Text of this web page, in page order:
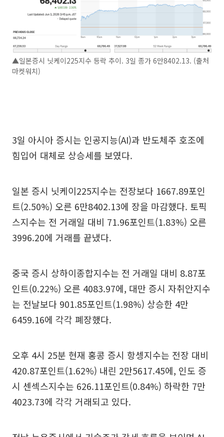
▲일본증시 닛케이225지수 등락 추이. 3일 종가 6만8402.13. (출처
마켓워치)
3일 아시아 증시는 인공지능(AI)과 반도체주 호조에
힘입어 대체로 상승세를 보였다.
일본 증시 닛케이225지수는 전장보다 1667.89포인
트(2.50%) 오른 6만8402.13에 장을 마감했다. 토픽
스지수는 전 거래일 대비 71.96포인트(1.83%) 오른
3996.20에 거래를 끝냈다.
중국 증시 상하이종합지수는 전 거래일 대비 8.87포
인트(0.22%) 오른 4083.97에, 대만 증시 자취안지수
는 전날보다 901.85포인트(1.98%) 상승한 4만
6459.16에 각각 폐장했다.
오후 4시 25분 현재 홍콩 증시 항셍지수는 전장 대비
420.87포인트(1.62%) 내린 2만5617.45에, 인도 증
시 센섹스지수는 626.11포인트(0.84%) 하락한 7만
4023.73에 각각 거래되고 있다.